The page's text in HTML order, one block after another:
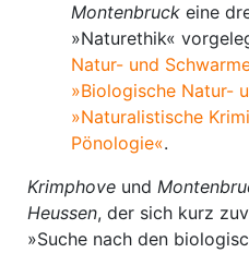
Montenbruck eine
»Naturethik«
Natur- und
»Biologische Natur-
»Naturalistische
Pönologie«.
Krimphove und
Heussen, der sich kurz
»Suche nach den